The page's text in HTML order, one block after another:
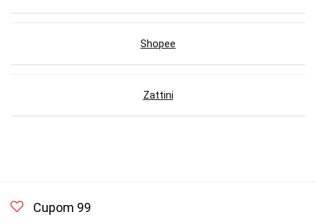
Shopee
Zattini
Cupom 99